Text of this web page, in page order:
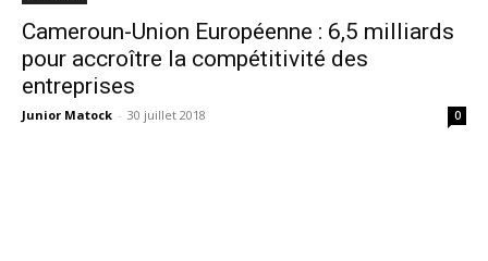
Cameroun-Union Européenne : 6,5 milliards
pour accroître la compétitivité des
entreprises
Junior Matock - 30 juillet 2018 0